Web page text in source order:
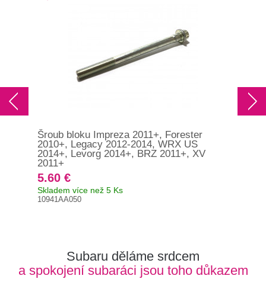
Šroub bloku Impreza 2011+, Forester
2010+, Legacy 2012-2014, WRX US
2014+, Levorg 2014+, BRZ 2011+, XV
2011+
5.60 €
Skladem více než 5 Ks
10941AA050
Subaru děláme srdcem
a spokojení subaráci jsou toho důkazem